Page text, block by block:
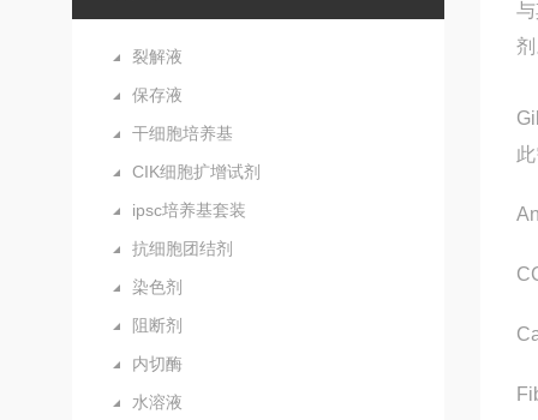
裂解液
保存液
干细胞培养基
CIK细胞扩增试剂
ipsc培养基套装
抗细胞团结剂
染色剂
阻断剂
内切酶
水溶液